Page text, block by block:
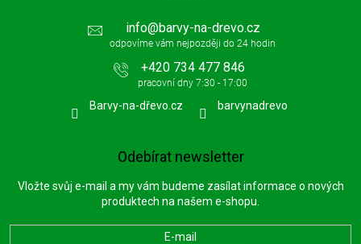
info@barvy-na-drevo.cz
+420 734 477 846
Barvy-na-dřevo.cz barvynadrevo
Odebírat newsletter
Vložte svůj e-mail a my vám budeme zasílat informace o nových
produktech na našem e-shopu.
E-mail